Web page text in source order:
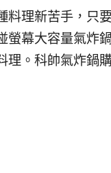
料理新苦手，只
幕大容量氣炸
。科帥氣炸鍋